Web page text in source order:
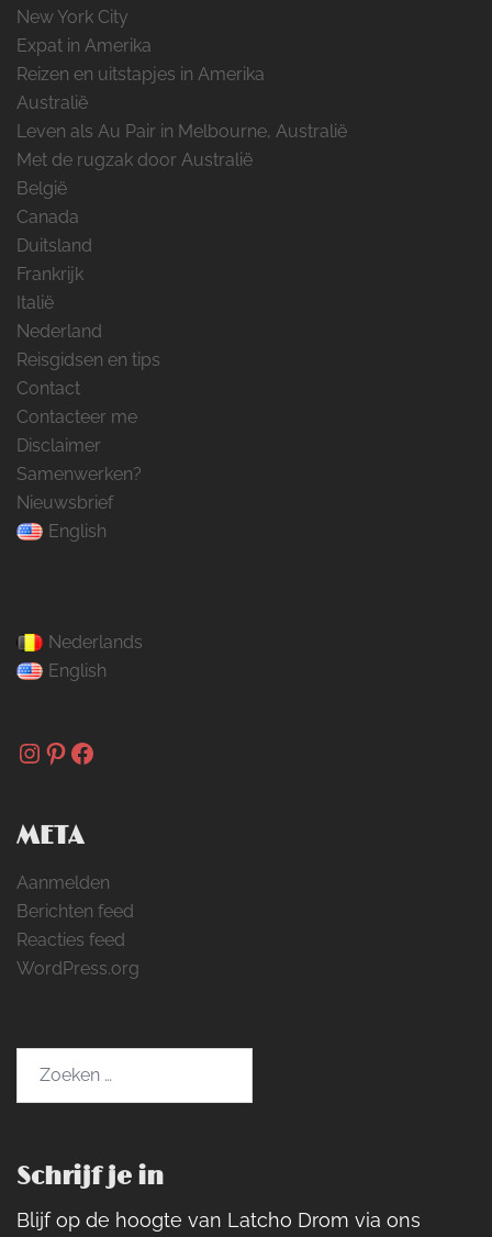
New York City
Expat in Amerika
Reizen en uitstapjes in Amerika
Australië
Leven als Au Pair in Melbourne, Australië
Met de rugzak door Australië
België
Canada
Duitsland
Frankrijk
Italië
Nederland
Reisgidsen en tips
Contact
Contacteer me
Disclaimer
Samenwerken?
Nieuwsbrief
English
Nederlands
English
Instagram
Pinterest
Facebook
META
Aanmelden
Berichten feed
Reacties feed
WordPress.org
Schrijf je in
Blijf op de hoogte van Latcho Drom via ons